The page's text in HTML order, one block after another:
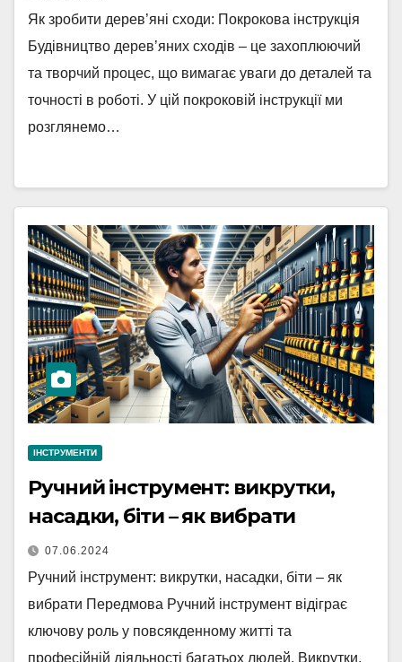
Як зробити дерев’яні сходи: Покрокова інструкція
Будівництво дерев’яних сходів – це захоплюючий
та творчий процес, що вимагає уваги до деталей та
точності в роботі. У цій покроковій інструкції ми
розглянемо…
ІНСТРУМЕНТИ
Ручний інструмент: викрутки,
насадки, біти – як вибрати
07.06.2024
Ручний інструмент: викрутки, насадки, біти – як
вибрати Передмова Ручний інструмент відіграє
ключову роль у повсякденному житті та
професійній діяльності багатьох людей. Викрутки,